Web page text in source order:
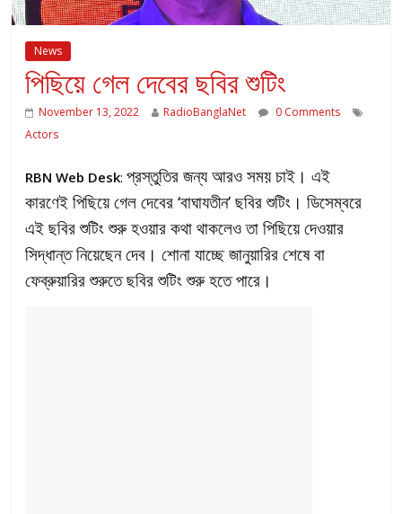
News
পিছিয়ে গেল দেবের ছবির শুটিং
November 13, 2022 RadioBanglaNet
0 Comments
Actors
RBN Web Desk:প্রস্তুতির জন্য আরও সময় চাই। এই
কারণেই পিছিয়ে গেল দেবের ‘বাঘাযতীন’ ছবির শুটিং। ডিসেম্বরে
এই ছবির শুটিং শুরু হওয়ার কথা থাকলেও তা পিছিয়ে দেওয়ার
সিদ্ধান্ত নিয়েছেন দেব। শোনা যাচ্ছে জানুয়ারির শেষে বা
ফেব্রুয়ারির শুরুতে ছবির শুটিং শুরু হতে পারে।